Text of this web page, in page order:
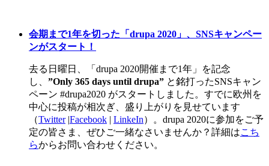
会期まで1年を切った「drupa 2020」、SNSキャンペー
ンがスタート！
去る日曜日、「drupa 2020開催まで1年」を記念
し、 ”Only 365 days until drupa” と銘打ったSNSキャン
ペーン #drupa2020 がスタートしました。すでに欧州を
中心に投稿が相次ぎ、盛り上がりを見せています
（Twitter|Facebook | LinkeIn）。drupa 2020に参加をご予
定の皆さま、ぜひご一緒なさいませんか？詳細はこち
らからお問い合わせください。